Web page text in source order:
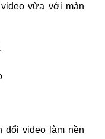
video vừa với màn
đổi video làm nền